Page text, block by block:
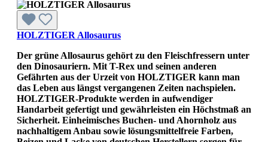
HOLZTIGER Allosaurus
Der grüne Allosaurus gehört zu den Fleischfressern unter
den Dinosauriern. Mit T-Rex und seinen anderen
Gefährten aus der Urzeit von HOLZTIGER kann man
das Leben aus längst vergangenen Zeiten nachspielen.
HOLZTIGER-Produkte werden in aufwendiger
Handarbeit gefertigt und gewährleisten ein Höchstmaß an
Sicherheit. Einheimisches Buchen- und Ahornholz aus
nachhaltigem Anbau sowie lösungsmittelfreie Farben,